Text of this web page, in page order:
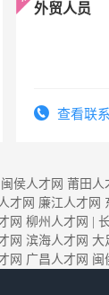
外贸人员
查看联
闽侯人才网 莆田人
才网 廉江人才网
网 柳州人才网
网 滨海人才网 大
网 广昌人才网 闽